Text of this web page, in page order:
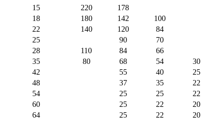
15
220
178
18
180 142
100
22
140 120
84
25
90
70
28
110 84
66
35
80 68 54
30
42
55 40
25
48
37 35
22
54
25 25
22
60
25 22
20
64
25 22
20